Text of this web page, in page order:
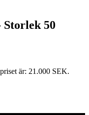
Storlek 50
är: 21.000 SEK.